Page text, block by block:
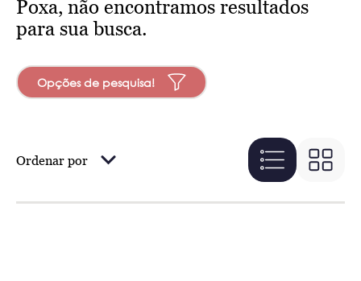
Poxa, não encontramos resultados
para sua busca.
Opções de pesquisa!
Ordenar por